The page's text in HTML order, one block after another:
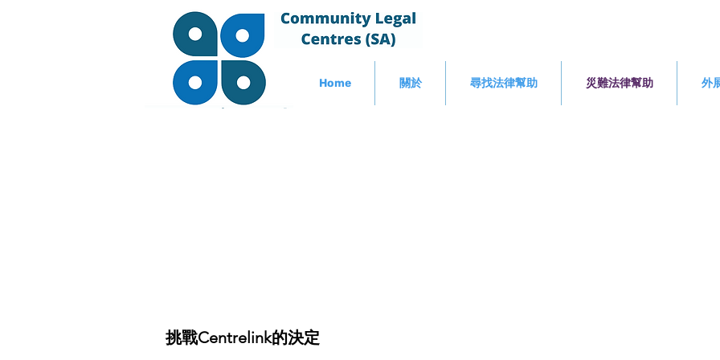
Home 關於 尋找法律幫助 災難法律幫助 外
挑戰Centrelink的決定